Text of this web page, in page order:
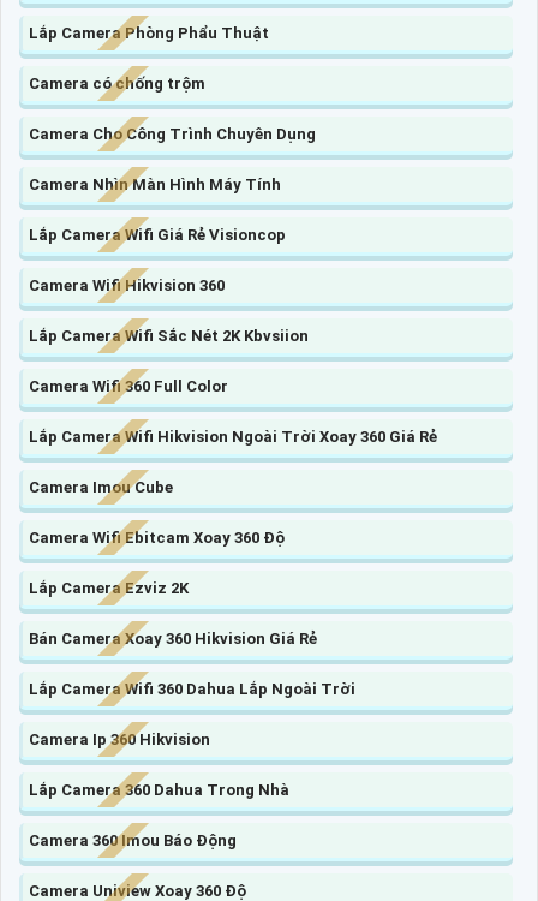
Lắp Camera Phòng Phẩu Thuật
Camera có chống trộm
Camera Cho Công Trình Chuyên Dụng
Camera Nhìn Màn Hình Máy Tính
Lắp Camera Wifi Giá Rẻ Visioncop
Camera Wifi Hikvision 360
Lắp Camera Wifi Sắc Nét 2K Kbvsiion
Camera Wifi 360 Full Color
Lắp Camera Wifi Hikvision Ngoài Trời Xoay 360 Giá Rẻ
Camera Imou Cube
Camera Wifi Ebitcam Xoay 360 Độ
Lắp Camera Ezviz 2K
Bán Camera Xoay 360 Hikvision Giá Rẻ
Lắp Camera Wifi 360 Dahua Lắp Ngoài Trời
Camera Ip 360 Hikvision
Lắp Camera 360 Dahua Trong Nhà
Camera 360 Imou Báo Động
Camera Uniview Xoay 360 Độ